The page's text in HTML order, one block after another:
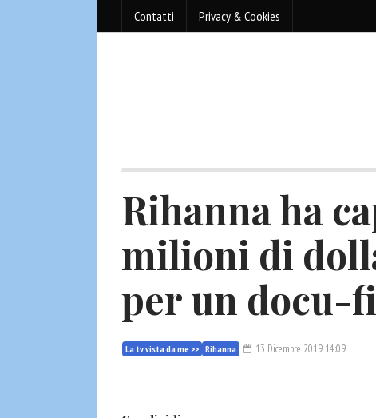
Contatti Privacy & Cookies
Rihanna ha
milioni di
per un docu-
La tv vista da me >> Rihanna 13 Dicembre 2019 14:09